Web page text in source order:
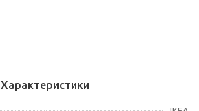
Характеристики